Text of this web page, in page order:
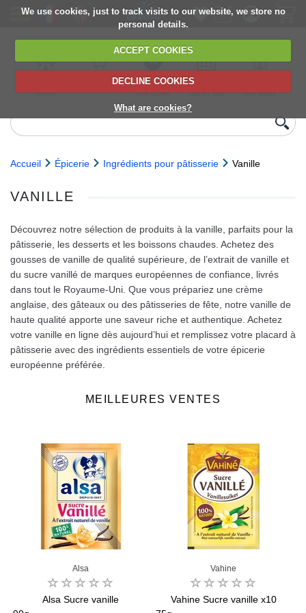
We use cookies, just to track visits to our website, we store no
personal details.
ACCEPT COOKIES
DECLINE COOKIES
What are cookies?
delivery
6,000+ products
Direct import
from Europe
Choose your
delivery date
next orders
Accueil Épicerie Ingrédients pour pâtisserie Vanille
VANILLE
Découvrez notre sélection de produits à la vanille, parfaits pour la
pâtisserie, les desserts et les boissons chaudes. Achetez des
gousses de vanille de qualité supérieure, de l’extrait de vanille et
du sucre vanillé de marques européennes de confiance, livrés
dans tout le Royaume‑Uni. Que vous prépariez une crème
anglaise, des gâteaux ou des pâtisseries de fête, notre vanille de
haute qualité apporte une saveur riche et authentique. Achetez
votre vanille en ligne dès aujourd’hui et remplissez votre placard à
pâtisserie avec des ingrédients essentiels de votre épicerie
européenne préférée.
MEILLEURES VENTES
Alsa
Alsa Sucre vanille
Vahine
Vahine Sucre vanille x10